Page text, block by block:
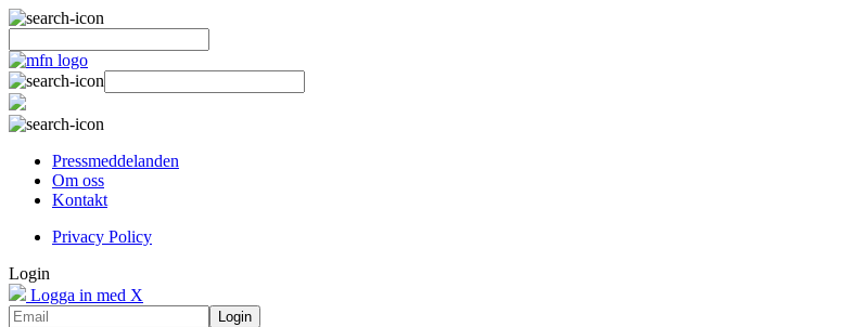
Pressmeddelanden
Om oss
Kontakt
Privacy Policy
Login
Logga in med X
Login